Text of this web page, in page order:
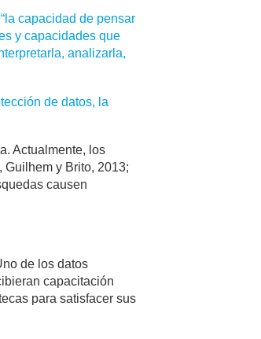
“la capacidad de pensar
y capacidades que
analizarla,
de datos, la
Actualmente, los
y Brito, 2013;
causen
de los datos
capacitación
para satisfacer sus